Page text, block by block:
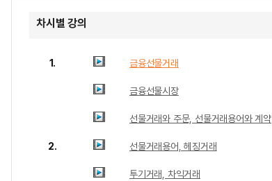
차시별 강의
1. 금융선물거래
금융선물시장
선물거래와 주문, 선물거래용어와 계약
2. 선물거래용어, 헤징거래
투기거래, 차익거래